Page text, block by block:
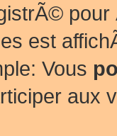
est
Vous
aux